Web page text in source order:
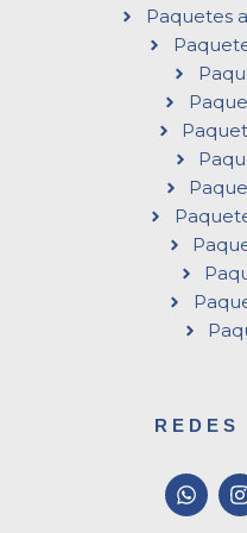
Paquetes
W
h
I